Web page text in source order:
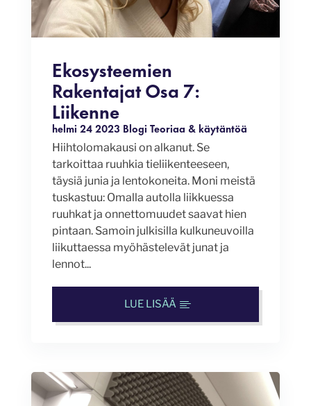
Ekosysteemien
Rakentajat Osa 7:
Liikenne
helmi 24 2023 Blogi Teoriaa & käytäntöä
Hiihtolomakausi on alkanut. Se
tarkoittaa ruuhkia tieliikenteeseen,
täysiä junia ja lentokoneita. Moni meistä
tuskastuu: Omalla autolla liikkuessa
ruuhkat ja onnettomuudet saavat hien
pintaan. Samoin julkisilla kulkuneuvoilla
liikuttaessa myöhästelevät junat ja
lennot...
LUE LISÄÄ